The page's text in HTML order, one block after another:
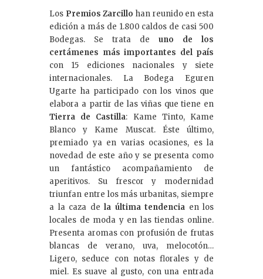
Los Premios Zarcillo han reunido en esta
edición a más de 1.800 caldos de casi 500
Bodegas. Se trata de uno de los
certámenes más importantes del país
con 15 ediciones nacionales y siete
internacionales. La Bodega Eguren
Ugarte ha participado con los vinos que
elabora a partir de las viñas que tiene en
Tierra de Castilla: Kame Tinto, Kame
Blanco y Kame Muscat. Éste último,
premiado ya en varias ocasiones, es la
novedad de este año y se presenta como
un fantástico acompañamiento de
aperitivos. Su frescor y modernidad
triunfan entre los más urbanitas, siempre
a la caza de la última tendencia en los
locales de moda y en las tiendas online.
Presenta aromas con profusión de frutas
blancas de verano, uva, melocotón…
Ligero, seduce con notas florales y de
miel. Es suave al gusto, con una entrada